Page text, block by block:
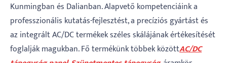
Kunmingban és Dalianban. Alapvető kompetenciáink a
professzionális kutatás-fejlesztést, a precíziós gyártást és
az integrált AC/DC termékek széles skálájának értékesítését
foglalják magukban. Fő termékünk többek közöttAC/DC